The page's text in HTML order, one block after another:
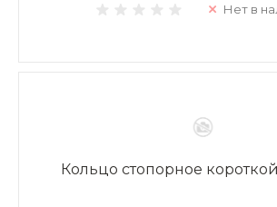
Нет в
Кольцо стопорное